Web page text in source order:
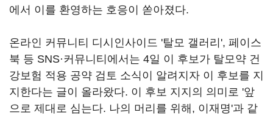
에서 이를 환영하는 호응이 쏟아졌다.
온라인 커뮤니티 디시인사이드 '탈모 갤러리', 페이스
북 등 SNS·커뮤니티에서는 4일 이 후보가 탈모약 건
강보험 적용 공약 검토 소식이 알려지자 이 후보를 지
지한다는 글이 올라왔다. 이 후보 지지의 의미로 '앞
으로 제대로 심는다. 나의 머리를 위해, 이재명'과 같